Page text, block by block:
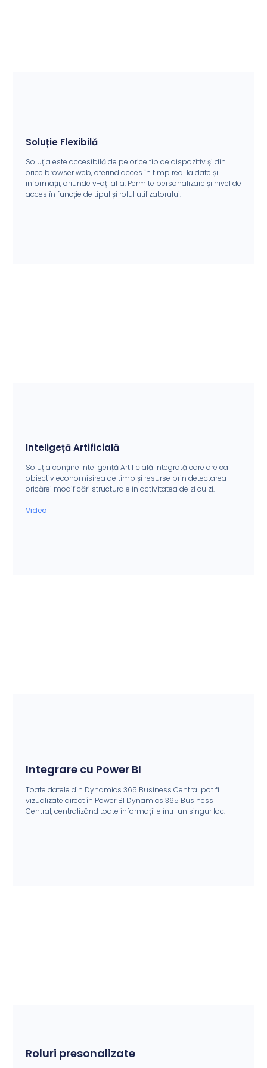
Soluție Flexibilă
Soluția este accesibilă de pe orice tip de dispozitiv și din
orice browser web, oferind acces în timp real la date și
informații, oriunde v-ați afla. Permite personalizare și nivel de
acces în funcție de tipul și rolul utilizatorului.
Inteligeță Artificială
Soluția conține Inteligență Artificială integrată care are ca
obiectiv economisirea de timp și resurse prin detectarea
oricărei modificări structurale în activitatea de zi cu zi.
Video
Integrare cu Power BI
Toate datele din Dynamics 365 Business Central pot fi
vizualizate direct în Power BI Dynamics 365 Business
Central, centralizând toate informațiile într-un singur loc.
Roluri presonalizate